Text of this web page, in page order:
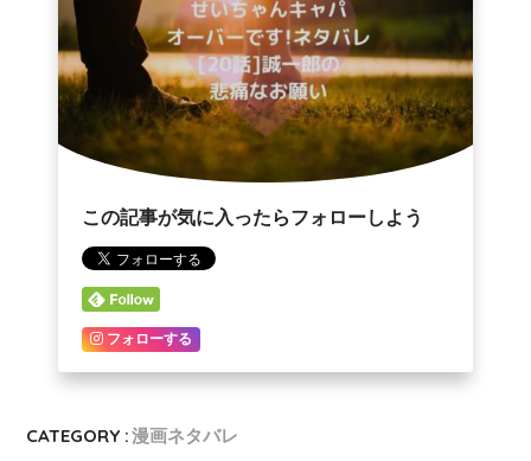
この記事が気に入ったらフォローしよう
フォローする
CATEGORY :漫画ネタバレ